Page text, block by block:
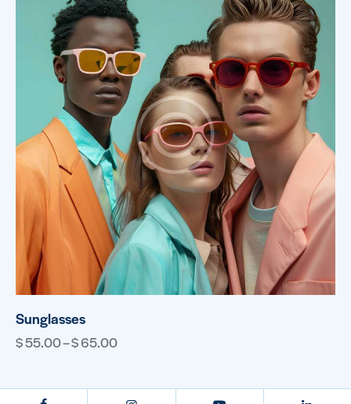
Sunglasses
$55.00–$65.00